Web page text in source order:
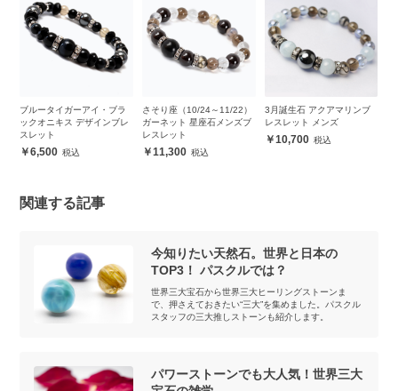
ブルータイガーアイ・ブラ
ックオニキス デザインブレ
スレット
6,500
さそり座（10/24～11/22）
ガーネット 星座石メンズブ
レスレット
11,300
3月誕生石 アクアマリンブ
レスレット メンズ
10,700
関連する記事
今知りたい天然石。世界と日本の
TOP3！ パスクルでは？
世界三大宝石から世界三大ヒーリングストーンま
で、押さえておきたい“三大”を集めました。パスクル
スタッフの三大推しストーンも紹介します。
パワーストーンでも大人気！世界三大